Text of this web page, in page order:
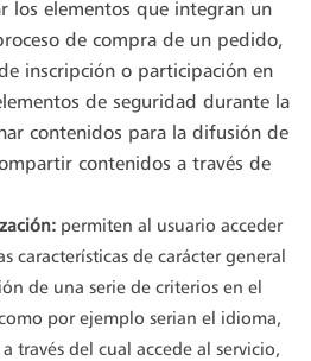
los elementos que integran un
de compra de un pedido,
inscripción o participación en
de seguridad durante la
contenidos para la difusión de
contenidos a través de
permiten al usuario acceder
características de carácter general
de una serie de criterios en el
por ejemplo serian el idioma,
través del cual accede al servicio,